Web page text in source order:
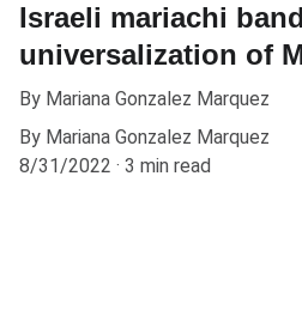
Israeli mariachi
universalization of
By Mariana Gonzalez Marquez
By Mariana Gonzalez Marquez
8/31/2022
3 min read